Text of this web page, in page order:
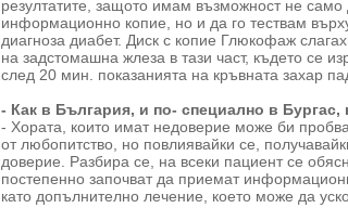
резултатите, защото имам възможност не
информационно копие, но и да го тествам
диагноза диабет. Диск с копие Глюкофаж
на задстомашна жлеза в тази част, където се
след 20 мин. показанията на кръвната захар
- Как в България, и по- специално в Бургас,
- Хората, които имат недоверие може би
от любопитство, но повлиявайки се,
доверие. Разбира се, на всеки пациент се
постепенно започват да приемат
като допълнително лечение, което може да